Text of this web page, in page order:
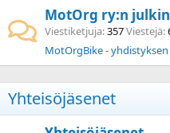
MotOrg ry:n
Viestiketjuja 357Viestejä
MotOrgBike -
Yhteisöjäsenet